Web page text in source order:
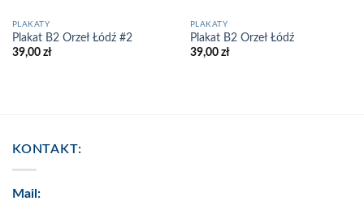
PLAKATY
Plakat B2 Orzeł Łódź #2
39,00 zł
PLAKATY
Plakat B2 Orzeł Łódź
39,00 zł
KONTAKT:
Mail: